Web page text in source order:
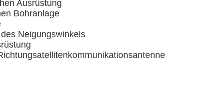
Ausrüstung
Bohranlage
Neigungswinkels